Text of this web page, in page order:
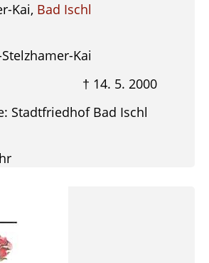
Kai, Bad Ischl
Kai
† 14. 5. 2000
Stadtfriedhof Bad Ischl